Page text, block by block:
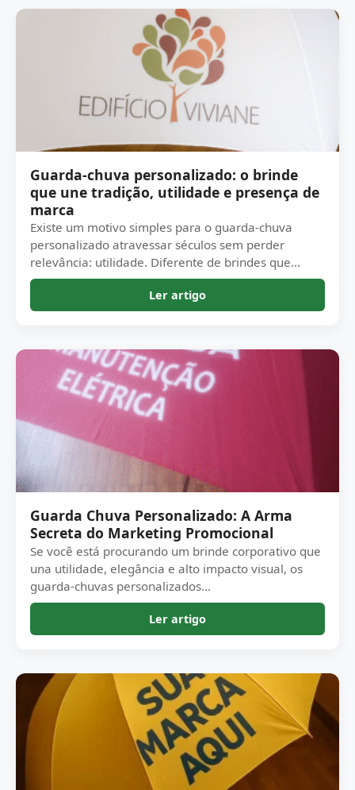
Guarda-chuva personalizado: o brinde
que une tradição, utilidade e presença de
marca
Existe um motivo simples para o guarda-chuva
personalizado atravessar séculos sem perder
relevância: utilidade. Diferente de brindes que...
Ler artigo
Guarda Chuva Personalizado: A Arma
Secreta do Marketing Promocional
Se você está procurando um brinde corporativo que
una utilidade, elegância e alto impacto visual, os
guarda-chuvas personalizados...
Ler artigo